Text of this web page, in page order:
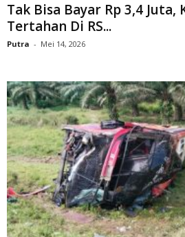
Tak Bisa Bayar Rp 3,4 Juta,
Tertahan Di RS...
Putra - Mei 14, 2026